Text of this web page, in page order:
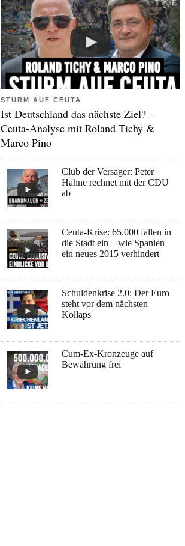
STURM AUF CEUTA
Ist Deutschland das nächste Ziel? –
Ceuta-Analyse mit Roland Tichy &
Marco Pino
Club der Versager: Peter
Hahne rechnet mit der CDU
ab
Ceuta-Krise: 65.000 fallen in
die Stadt ein – wie Spanien
ein neues 2015 verhindert
Schuldenkrise 2.0: Der Euro
steht vor dem nächsten
Kollaps
Cum-Ex-Kronzeuge auf
Bewährung frei